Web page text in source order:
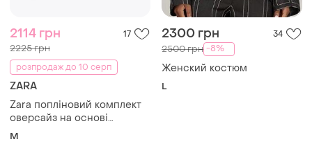
2114 грн 17
2225 грн
розпродаж до 10 серп
ZARA
Zara попліновий комплект
оверсайз на основі
бавовни
M
2300 грн 34
2500 грн -8%
Женский костюм
L